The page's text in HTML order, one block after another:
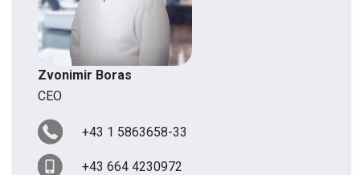
Zvonimir Boras
CEO
+43 1 5863658-33
+43 664 4230972